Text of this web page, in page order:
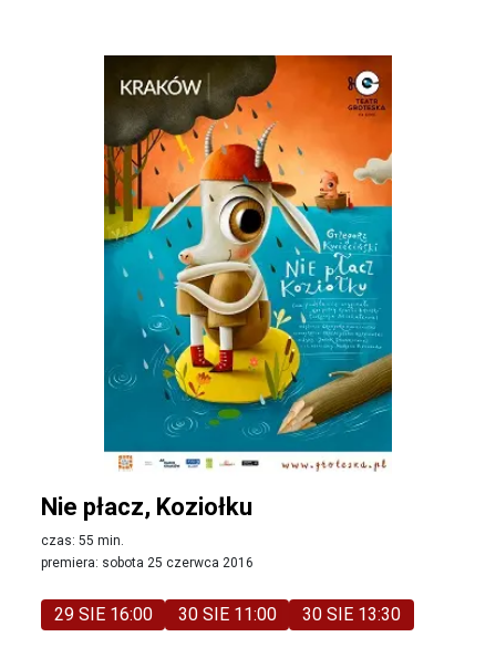
Nie płacz, Koziołku
czas: 55 min.
premiera: sobota 25 czerwca 2016
29 SIE 16:00 30 SIE 11:00 30 SIE 13:30